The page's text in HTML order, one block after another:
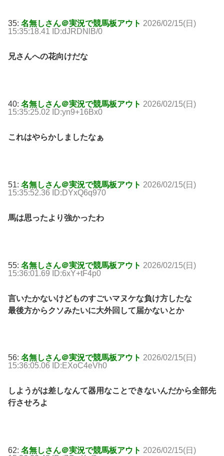
35: 名無しさん＠実況で競馬板アウト 2026/02/15(日)
15:35:18.41 ID:dJRDNlB/0
兄さんへの花向けだな
40: 名無しさん＠実況で競馬板アウト 2026/02/15(日)
15:35:25.02 ID:yn9+16Bx0
これはやらかしましたなぁ
51: 名無しさん＠実況で競馬板アウト 2026/02/15(日)
15:35:52.36 ID:DYxQ6q970
馬は思ったより強かったわ
55: 名無しさん＠実況で競馬板アウト 2026/02/15(日)
15:36:01.69 ID:6xY+tF4p0
言いたかないけどものすごいマヌケな負け方したな
最後方からクソみたいに大外回して届かないとか
56: 名無しさん＠実況で競馬板アウト 2026/02/15(日)
15:36:05.06 ID:EXoC4eVh0
しようがは差しなんて器用なことできないんだから全部先
行させろよ
62: 名無しさん＠実況で競馬板アウト 2026/02/15(日)